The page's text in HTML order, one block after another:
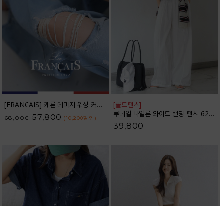
[FRANCAIS] 케론 데미지 워싱 커브라인 와이드 데님팬츠_F6H479DP
68,000 57,800 (10,200할인 )
[콜드팬츠]
루베일 나일론 와이드 밴딩 팬츠_62PT2616
39,800